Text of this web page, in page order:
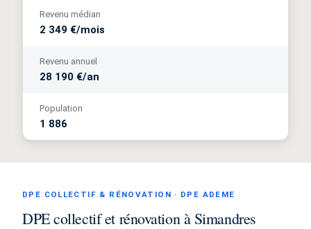
Revenu médian
2 349 €/mois
Revenu annuel
28 190 €/an
Population
1 886
DPE COLLECTIF & RÉNOVATION · DPE ADEME
DPE collectif et rénovation à Simandres